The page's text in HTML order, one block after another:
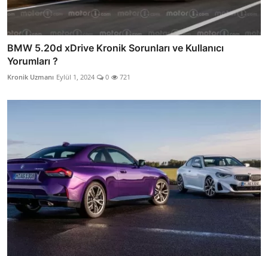
BMW 5.20d xDrive Kronik Sorunları ve Kullanıcı
Yorumları ?
Kronik Uzmanı Eylül 1, 2024 0 721